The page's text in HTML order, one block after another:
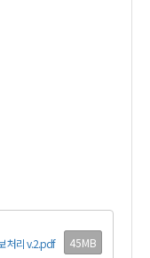
처리 v.2.pdf
45MB